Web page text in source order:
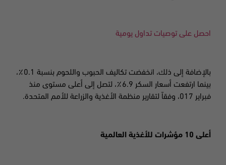
احصل على توصيات تداول يومية
بالإضافة إلى ذلك، انخفضت تكاليف الحبوب واللحوم بنسبة 0.1٪،
بينما ارتفعت أسعار السكر 6.9٪، لتصل إلى أعلى مستوى منذ
فبراير 017، وفقاً لتقارير منظمة الأغذية والزراعة للأمم المتحدة.
أعلى 10 مؤشرات للأغذية العالمية